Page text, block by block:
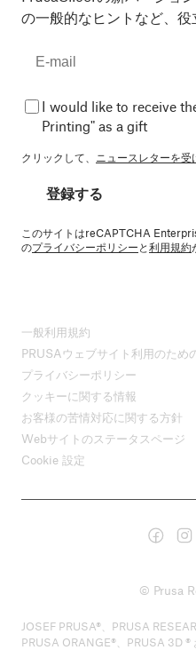
の一般的なヒントなど、役
I would like to receive
Printing" as a gift
クリックして、 ニュースレターを受
登録する
このサイトはreCAPTCHA
のプライバシーポリシーと利用規約
一般利用規約
PRUSAウェブサイト利用のため
プライバシーポリシー
クッキーに関する情報
お客様の苦情対応に関する方針
Webサイトのステータスページ
Cookie 設定
© Prusa
JOSEF PRUSA®、PRUSA
PRUSA ORANGE®、PRUSA 3D ®